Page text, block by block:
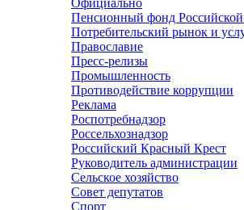
Официально
Пенсионный фонд
Потребительский рынок и
Православие
Пресс-релизы
Промышленность
Противодействие коррупции
Реклама
Роспотребнадзор
Россельхознадзор
Российский Красный Крест
Руководитель администрации
Сельское хозяйство
Совет депутатов
Спорт